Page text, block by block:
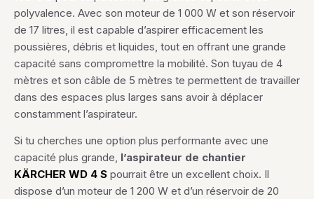
polyvalence. Avec son moteur de 1 000 W et son réservoir
de 17 litres, il est capable d’aspirer efficacement les
poussières, débris et liquides, tout en offrant une grande
capacité sans compromettre la mobilité. Son tuyau de 4
mètres et son câble de 5 mètres te permettent de travailler
dans des espaces plus larges sans avoir à déplacer
constamment l’aspirateur.
Si tu cherches une option plus performante avec une
capacité plus grande, l’aspirateur de chantier
KÄRCHER WD 4 S pourrait être un excellent choix. Il
dispose d’un moteur de 1 200 W et d’un réservoir de 20